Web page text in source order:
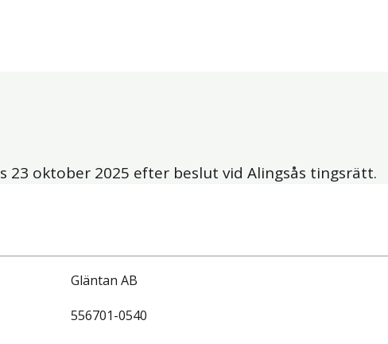
23 oktober 2025 efter beslut vid Alingsås tingsrätt.
Gläntan AB
556701-0540